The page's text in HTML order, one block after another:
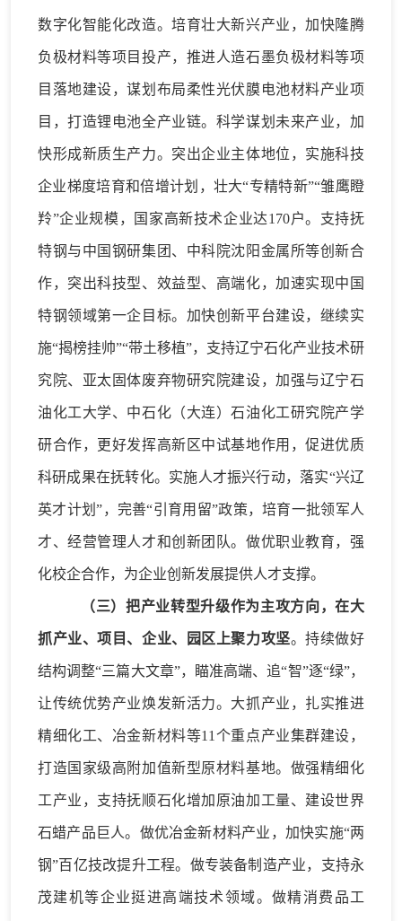
数字化智能化改造。培育壮大新兴产业 ，加快隆腾
负极材料等项目投产，推进人造石墨负极材料等项
目落地建设，谋划布局柔性光伏膜电池材料产业项
目 ，打造锂电池全产业链。 科学谋划未来产业，加
快形成新质生产力。 突出企业主体地位 ， 实施科技
企业梯度培育和倍增计划 ，壮大“专精特新”“雏鹰瞪
羚”企业规模，国家高新技术企业达170户。 支持抚
特钢与中国钢研集团、中科院沈阳金属所等创新合
作，突出科技型、效益型、高端化，加速实现中国
特钢领域第一企目标。 加快创新平台建设， 继续实
施“揭榜挂帅”“带土移植”，支持辽宁石化产业技术研
究院、亚太固体废弃物研究院建设，加强与辽宁石
油化工大学、中石化（大连）石油化工研究院产学
研合作，更好发挥高新区中试基地作用，促进优质
科研成果在抚转化。 实施人才振兴行动， 落实“兴辽
英才计划”，完善“引育用留”政策，培育一批领军人
才、经营管理人才和创新团队。做优职业教育，强
化校企合作，为企业创新发展提供人才支撑。
（三）把产业转型升级作为主攻方向，在大
抓产业、项目、企业、园区上聚力攻坚。持续做好
结构调整“三篇大文章”，瞄准高端、追“智”逐“绿”，
让传统优势产业焕发新活力。 大抓产业 ，扎实推进
精细化工、冶金新材料等11个重点产业集群建设，
打造国家级高附加值新型原材料基地。做强精细化
工产业， 支持抚顺石化增加原油加工量、建设世界
石蜡产品巨人。做优冶金新材料产业，加快实施“两
钢”百亿技改提升工程。 做专装备制造产业，支持永
茂建机等企业挺进高端技术领域。做精消费品工